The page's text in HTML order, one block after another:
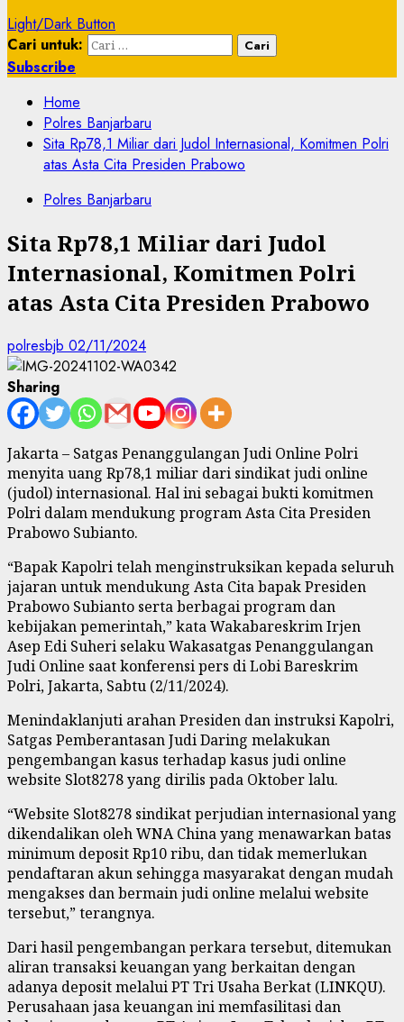
Light/Dark Button
Cari untuk:
Subscribe
Home
Polres Banjarbaru
Sita Rp78,1 Miliar dari Judol Internasional, Komitmen Polri
atas Asta Cita Presiden Prabowo
Polres Banjarbaru
Sita Rp78,1 Miliar dari Judol
Internasional, Komitmen Polri
atas Asta Cita Presiden Prabowo
polresbjb 02/11/2024
Sharing
Jakarta – Satgas Penanggulangan Judi Online Polri
menyita uang Rp78,1 miliar dari sindikat judi online
(judol) internasional. Hal ini sebagai bukti komitmen
Polri dalam mendukung program Asta Cita Presiden
Prabowo Subianto.
“Bapak Kapolri telah menginstruksikan kepada seluruh
jajaran untuk mendukung Asta Cita bapak Presiden
Prabowo Subianto serta berbagai program dan
kebijakan pemerintah,” kata Wakabareskrim Irjen
Asep Edi Suheri selaku Wakasatgas Penanggulangan
Judi Online saat konferensi pers di Lobi Bareskrim
Polri, Jakarta, Sabtu (2/11/2024).
Menindaklanjuti arahan Presiden dan instruksi Kapolri,
Satgas Pemberantasan Judi Daring melakukan
pengembangan kasus terhadap kasus judi online
website Slot8278 yang dirilis pada Oktober lalu.
“Website Slot8278 sindikat perjudian internasional yang
dikendalikan oleh WNA China yang menawarkan batas
minimum deposit Rp10 ribu, dan tidak memerlukan
pendaftaran akun sehingga masyarakat dengan mudah
mengakses dan bermain judi online melalui website
tersebut,” terangnya.
Dari hasil pengembangan perkara tersebut, ditemukan
aliran transaksi keuangan yang berkaitan dengan
adanya deposit melalui PT Tri Usaha Berkat (LINKQU).
Perusahaan jasa keuangan ini memfasilitasi dan